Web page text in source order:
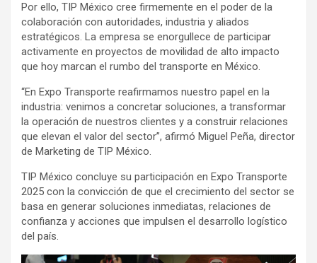
Por ello, TIP México cree firmemente en el poder de la
colaboración con autoridades, industria y aliados
estratégicos. La empresa se enorgullece de participar
activamente en proyectos de movilidad de alto impacto
que hoy marcan el rumbo del transporte en México.
“En Expo Transporte reafirmamos nuestro papel en la
industria: venimos a concretar soluciones, a transformar
la operación de nuestros clientes y a construir relaciones
que elevan el valor del sector”, afirmó Miguel Peña, director
de Marketing de TIP México.
TIP México concluye su participación en Expo Transporte
2025 con la convicción de que el crecimiento del sector se
basa en generar soluciones inmediatas, relaciones de
confianza y acciones que impulsen el desarrollo logístico
del país.